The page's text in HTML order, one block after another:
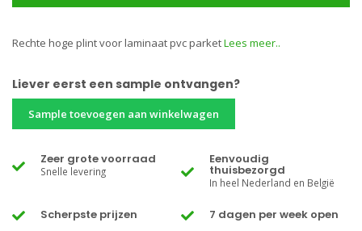
Rechte hoge plint voor laminaat pvc parketLees meer..
Liever eerst een sample ontvangen?
Sample toevoegen aan winkelwagen
Zeer grote voorraad
Snelle levering
Eenvoudig
thuisbezorgd
In heel Nederland en België
Scherpste prijzen 7 dagen per week open